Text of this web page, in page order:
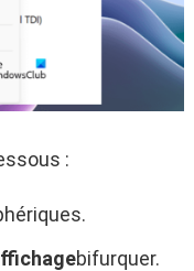
:
bifurquer.